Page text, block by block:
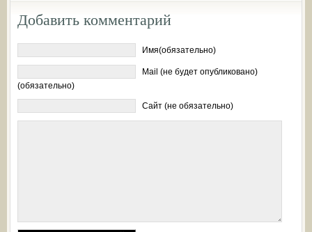
Добавить комментарий
Имя(обязательно)
Mail (не будет опубликовано)
(обязательно)
Сайт (не обязательно)